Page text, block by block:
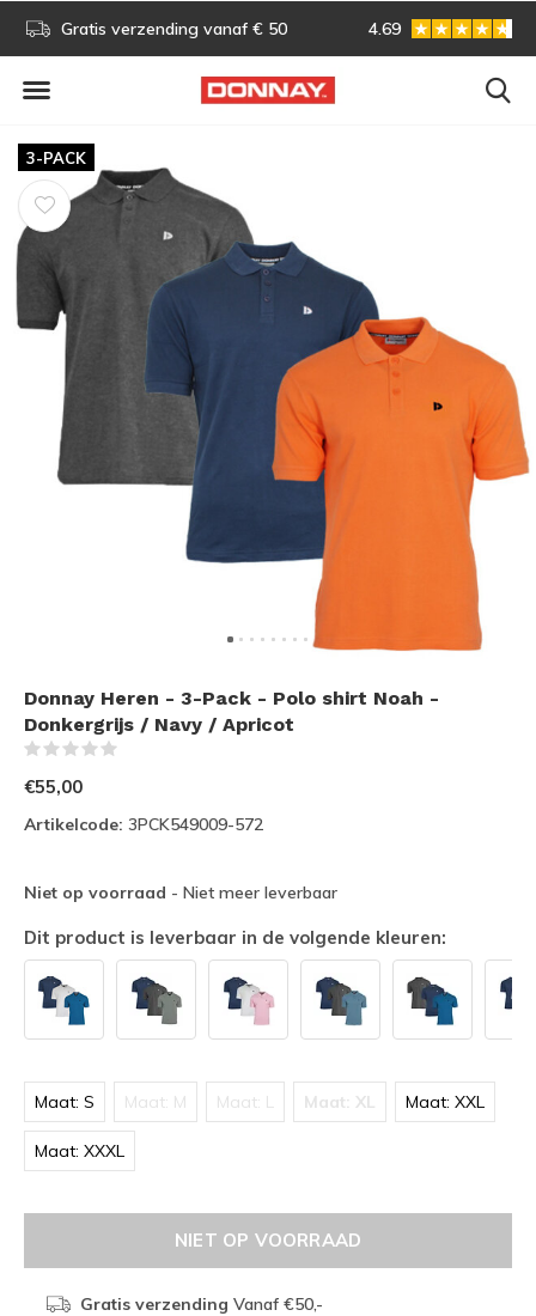
Gratis verzending vanaf € 50 Gratis omruilen
4.69
3-PACK
Donnay Heren - 3-Pack - Polo shirt Noah -
Donkergrijs / Navy / Apricot
€55,00
Artikelcode: 3PCK549009-572
Niet op voorraad - Niet meer leverbaar
Dit product is leverbaar in de volgende kleuren:
Maat: S Maat: M Maat: L Maat: XL Maat: XXL
Maat: XXXL
NIET OP VOORRAAD
Gratis verzending Vanaf €50,-